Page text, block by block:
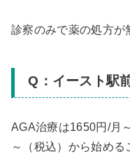
診察のみで薬の処方が
Q：イースト駅
AGA治療は1650円/月
～（税込）から始める